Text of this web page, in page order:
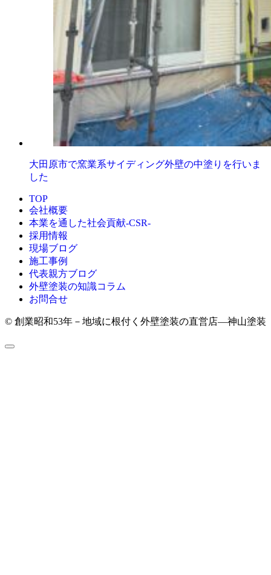
大田原市で窯業系サイディング外壁の中塗りを行いま
した
TOP
会社概要
本業を通した社会貢献-CSR-
採用情報
現場ブログ
施工事例
代表親方ブログ
外壁塗装の知識コラム
お問合せ
© 創業昭和53年－地域に根付く外壁塗装の直営店―神山塗装